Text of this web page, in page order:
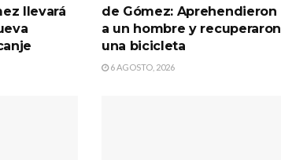
llevará
de Gómez: Aprehendieron
a un hombre y recuperaron
una bicicleta
6 AGOSTO, 2026